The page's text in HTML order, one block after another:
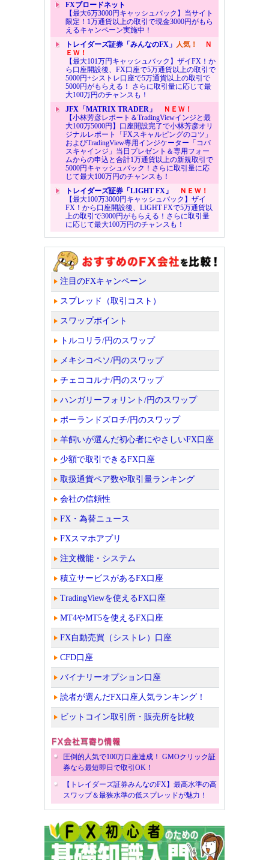
FXブロードネット
【最大6万3000円キャッシュバック】当サイト
限定！1万通貨以上の取引で現金3000円がもら
えるキャンペーン実施中！
トレイダーズ証券「みんなのFX」 人気！
Ｎ
ＥＷ！
【最大101万円キャッシュバック】ザイFX！か
ら口座開設後、FX口座で5万通貨以上の取引で
5000円+シストレ口座で5万通貨以上の取引で
5000円がもらえる！ さらに取引量に応じて最
大100万円のチャンスも！
JFX「MATRIX TRADER」
ＮＥＷ！
【小林芳彦レポート＆TradingViewインジと最
大100万5000円】口座開設完了で小林芳彦オリ
ジナルレポート「FXスキャルピングのコツ」
およびTradingView専用インジケーター「コバ
スキャインジ」当日プレゼント＆専用フォー
ムからの申込と合計1万通貨以上の新規取引で
5000円キャッシュバック！さらに取引量に応
じて最大100万円のチャンスも！
トレイダーズ証券「LIGHT FX」
ＮＥＷ！
【最大100万3000円キャッシュバック】ザイ
FX！から口座開設後、LIGHT FXで5万通貨以
上の取引で3000円がもらえる！さらに取引量
に応じて最大100万円のチャンスも！
注目のFXキャンペーン
スプレッド（取引コスト）
スワップポイント
トルコリラ/円のスワップ
メキシコペソ/円のスワップ
チェココルナ/円のスワップ
ハンガリーフォリント/円のスワップ
ポーランドズロチ/円のスワップ
羊飼いが選んだ初心者にやさしいFX口座
少額で取引できるFX口座
取扱通貨ペア数や取引量ランキング
会社の信頼性
FX・為替ニュース
FXスマホアプリ
注文機能・システム
積立サービスがあるFX口座
TradingViewを使えるFX口座
MT4やMT5を使えるFX口座
FX自動売買（シストレ）口座
CFD口座
バイナリーオプション口座
読者が選んだFX口座人気ランキング！
ビットコイン取引所・販売所を比較
圧倒的人気で100万口座達成！ GMOクリック証
券なら最短即日で取引OK！
【トレイダーズ証券みんなのFX】最高水準の高
スワップ＆最狭水準の低スプレッドが魅力！